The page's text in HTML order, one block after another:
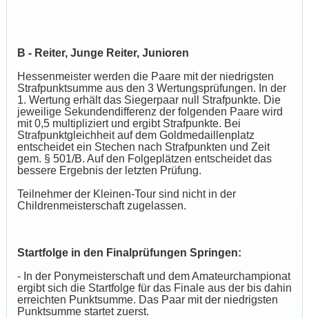
B - Reiter, Junge Reiter, Junioren
Hessenmeister werden die Paare mit der niedrigsten
Strafpunktsumme aus den 3 Wertungsprüfungen. In der
1. Wertung erhält das Siegerpaar null Strafpunkte. Die
jeweilige Sekundendifferenz der folgenden Paare wird
mit 0,5 multipliziert und ergibt Strafpunkte. Bei
Strafpunktgleichheit auf dem Goldmedaillenplatz
entscheidet ein Stechen nach Strafpunkten und Zeit
gem. § 501/B. Auf den Folgeplätzen entscheidet das
bessere Ergebnis der letzten Prüfung.
Teilnehmer der Kleinen-Tour sind nicht in der
Childrenmeisterschaft zugelassen.
Startfolge in den Finalprüfungen Springen:
- In der Ponymeisterschaft und dem Amateurchampionat
ergibt sich die Startfolge für das Finale aus der bis dahin
erreichten Punktsumme. Das Paar mit der niedrigsten
Punktsumme startet zuerst.